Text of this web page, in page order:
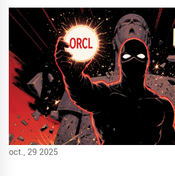
oct., 29 2025